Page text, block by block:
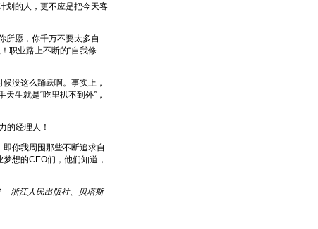
划的人，更不应是把今天客
愿，你千万不要太多自
职业路上不断的“自我修
没这么踊跃啊。事实上，
生就是“吃里扒不到外”，
的经理人！
你我周围那些不断追求自
想的CEO们，他们知道，
浙江人民出版社、贝塔斯